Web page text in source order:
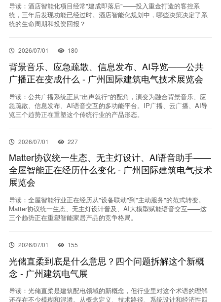
导读：酒店智能化项目经常"建成即落后"——投入重金打造的客控系
统，三年后发现功能已经过时。酒店智能化规划中，哪些决策决定了系
统的生命周期和投资回报？
2026/07/01 180
背景音乐、应急疏散、信息发布、AI导览——公共
广播正在变成什么 - 广州国际建筑电气技术展览会
导读：公共广播系统正从"出声就行"的配角，演变为融合背景音乐、应
急疏散、信息发布、AI语音交互的多功能平台。IP广播、云广播、AI导
览三个趋势正在重塑这个传统行业的产品形态。
2026/07/01 227
Matter协议统一生态、无主灯设计、AI语音助手——
全屋智能正在经历什么变化 - 广州国际建筑电气技术
展览会
导读：全屋智能行业正在经历从"设备联动"到"主动服务"的范式转变。
Matter协议统一生态、无主灯设计普及、AI大模型赋能语音交互——这
三个趋势正在重塑智能家居产品的竞争格局。
2026/07/01 155
光储直柔到底是什么意思？四个问题拆解这个新概
念 - 广州建筑电气展
导读：光储直柔是建筑配电领域的新概念，但行业里对这个术语的理解
还存在不少模糊和混淆。从概念定义、技术路径、系统设计和经济性四